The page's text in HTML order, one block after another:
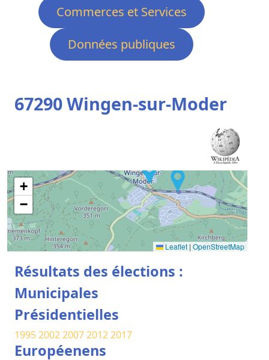
Commerces et Services
Données publiques
67290 Wingen-sur-Moder
+
−
Leaflet | OpenStreetMap
Résultats des élections :
Municipales
Présidentielles
19952002200720122017
Européenens